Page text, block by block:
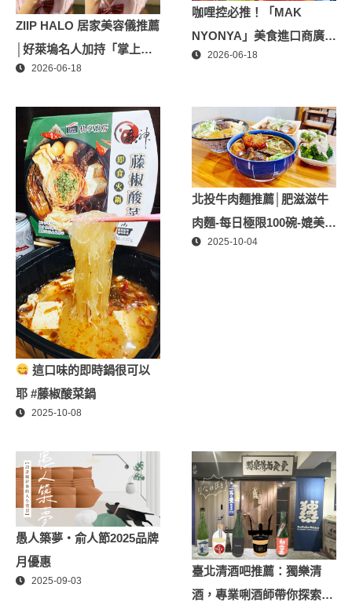
ZIIP HALO 居家美容儀推薦
│好萊塢名人加持「掌上
型」智能美膚管家，奈米微
膚│專屬折扣碼【ZPLAI】
額外9折
2026-06-18
咖哩控必推！「MAK
NYONYA」美食進口商廣紘
國際進口！讓人直接變成咖
2026-06-18
這口味的即時鍋很可以
耶 #藤椒酸菜鍋
2025-10-08
北投牛肉麵推薦│肥滋滋牛
肉麵-每日極限100碗-媲美星
級牛肉麵│北投隱藏版必推
2025-10-04
愚人築夢・俞人節2025品牌
月優惠
2025-09-03
臺北清酒吧推薦：獨樂清
酒，專業唎酒師帶你探索日